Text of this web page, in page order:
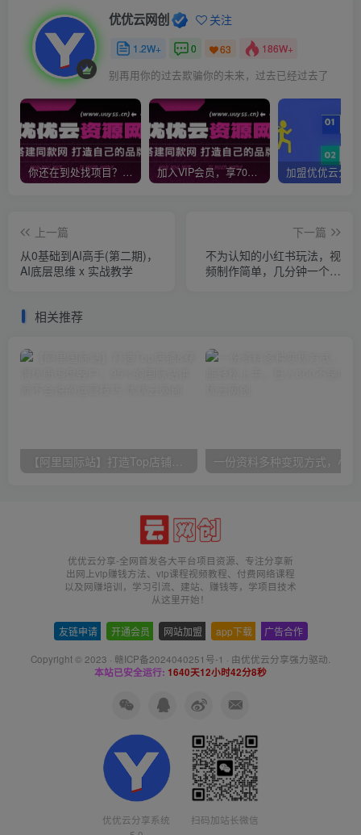
优优云网创 关注
1.2W+ 0 63 186W+
别再用你的过去欺骗你的未来，过去已经过去了
你还在到处找项目？还在当韭菜？我靠网创资源站一个月收入5万+，曾经我也是个失败者。 加入VIP会员，享70%的推广提成，免费学习多种网上创业课程，菜鸟秒变大神！
上一篇
从0基础到AI高手(第二期)，
AI底层思维 x 实战教学
下一篇
不为认知的小红书玩法，视
频制作简单，几分钟一个原
相关推荐
优优云分享-全网首发各大平台项目资源、专注分享新
出网上vip赚钱方法、vip课程视频教程、付费网络课程
以及网赚培训，学习引流、建站、赚钱等，学项目技术
从这里开始！
友链申请 开通会员 网站加盟 app下载 广告合作
Copyright © 2023 · 赣ICP备2024040251号-1 · 由优优云分享强力驱动.
本站已安全运行: 1640天12小时42分8秒
优优云分享系统
扫码加站长微信